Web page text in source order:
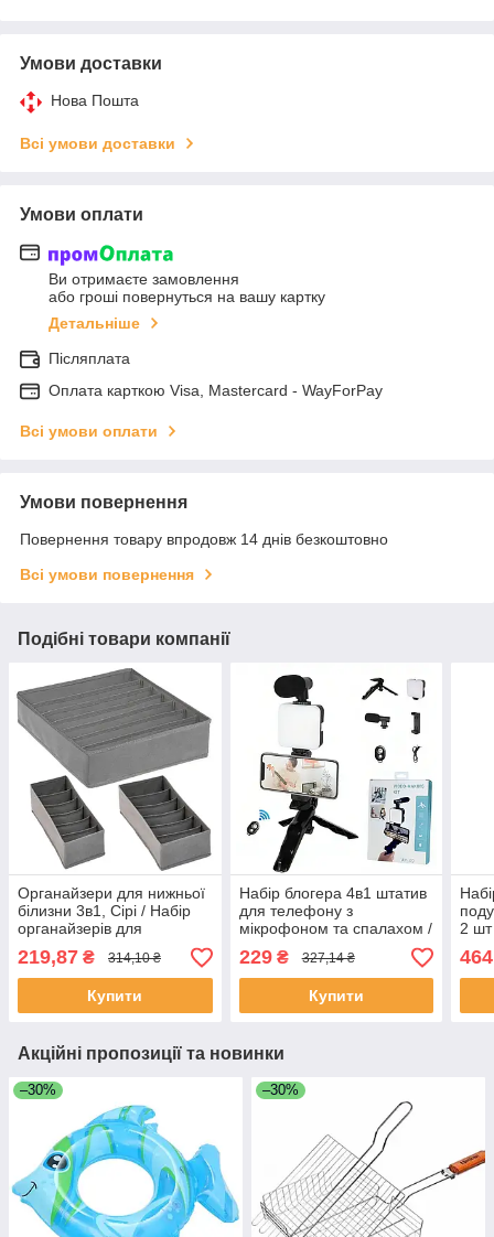
Умови доставки
Нова Пошта
Всі умови доставки
Умови оплати
Ви отримаєте замовлення
або гроші повернуться на вашу картку
Детальніше
Післяплата
Оплата карткою Visa, Mastercard - WayForPay
Всі умови оплати
Умови повернення
Повернення товару впродовж 14 днів безкоштовно
Всі умови повернення
Подібні товари компанії
Органайзери для нижньої
білизни 3в1, Сірі / Набір
органайзерів для
зберігання одягу
219,87 ₴ 314,10 ₴
Купити
Набір блогера 4в1 штатив
для телефону з
мікрофоном та спалахом /
Трипод для селфі та відео
/ Тренога для телефону
229₴ 327,14 ₴
Купити
2
Акційні пропозиції та новинки
–30% –30%